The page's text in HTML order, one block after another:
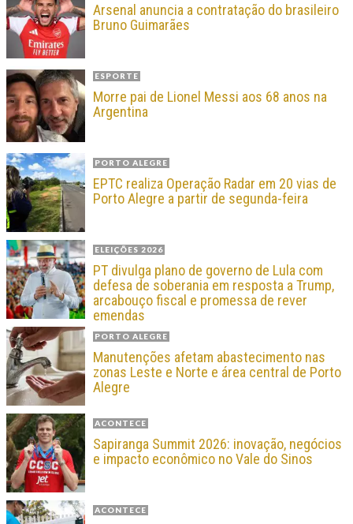
Arsenal anuncia a contratação do brasileiro
Bruno Guimarães
ESPORTE
Morre pai de Lionel Messi aos 68 anos na
Argentina
PORTO ALEGRE
EPTC realiza Operação Radar em 20 vias de
Porto Alegre a partir de segunda-feira
ELEIÇÕES 2026
PT divulga plano de governo de Lula com
defesa de soberania em resposta a Trump,
arcabouço fiscal e promessa de rever
emendas
PORTO ALEGRE
Manutenções afetam abastecimento nas
zonas Leste e Norte e área central de Porto
Alegre
ACONTECE
Sapiranga Summit 2026: inovação, negócios
e impacto econômico no Vale do Sinos
ACONTECE